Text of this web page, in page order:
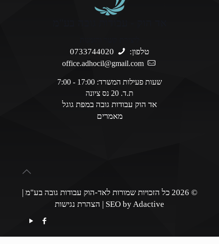
טלפון: 0733744020
office.adhocil@gmail.com
שעות פעילות המשרד: 17:00 - 7:00
ת.ד. 20 נס ציונה
אד הוק עבודות גובה במפת גוגל
מאמרים
© 2026 כל הזכויות שמורות לאד-הוק עבודות גובה בע"מ |
SEO by Adactive
| הצהרת נגישות